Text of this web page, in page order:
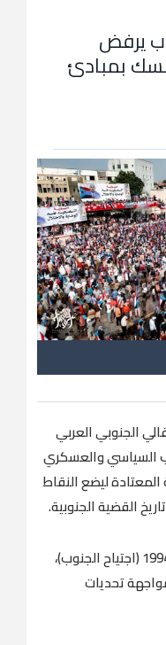
7.. الجنوب يرفض
بمبادئ
الجنوبي العربي
الخطاب السياسي والعسكري
المعتادة ليضع النقاط
القضية الجنوبية.
يأتي البيان مدفوعاً بذكرى 7 يوليو 1994 (اجتياح الجنوب)،
تحديات